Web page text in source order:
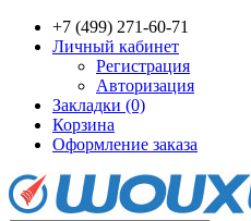
+7 (499) 271-60-71
Личный кабинет
Регистрация
Авторизация
Закладки (0)
Корзина
Оформление заказа